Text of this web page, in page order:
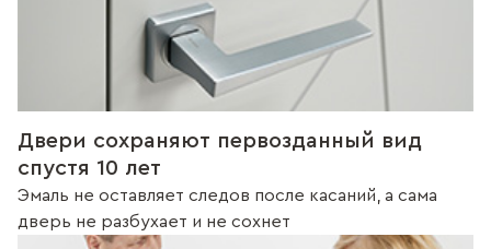
Двери сохраняют первозданный вид
спустя 10 лет
Эмаль не оставляет следов после касаний, а сама
дверь не разбухает и не сохнет